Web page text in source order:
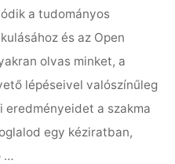
a tudományos
és az Open
olvas minket, a
lépéseivel valószínűleg
eredményeidet a szakma
egy kéziratban,
…